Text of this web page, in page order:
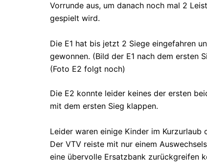
Vorrunde aus, um danach noch mal 2
gespielt wird.
Die E1 hat bis jetzt 2 Siege eingefahren
gewonnen. (Bild der E1 nach dem ersten
(Foto E2 folgt noch)
Die E2 konnte leider keines der ersten
mit dem ersten Sieg klappen.
Leider waren einige Kinder im Kurzurlaub
Der VTV reiste mit nur einem
eine übervolle Ersatzbank zurückgreifen